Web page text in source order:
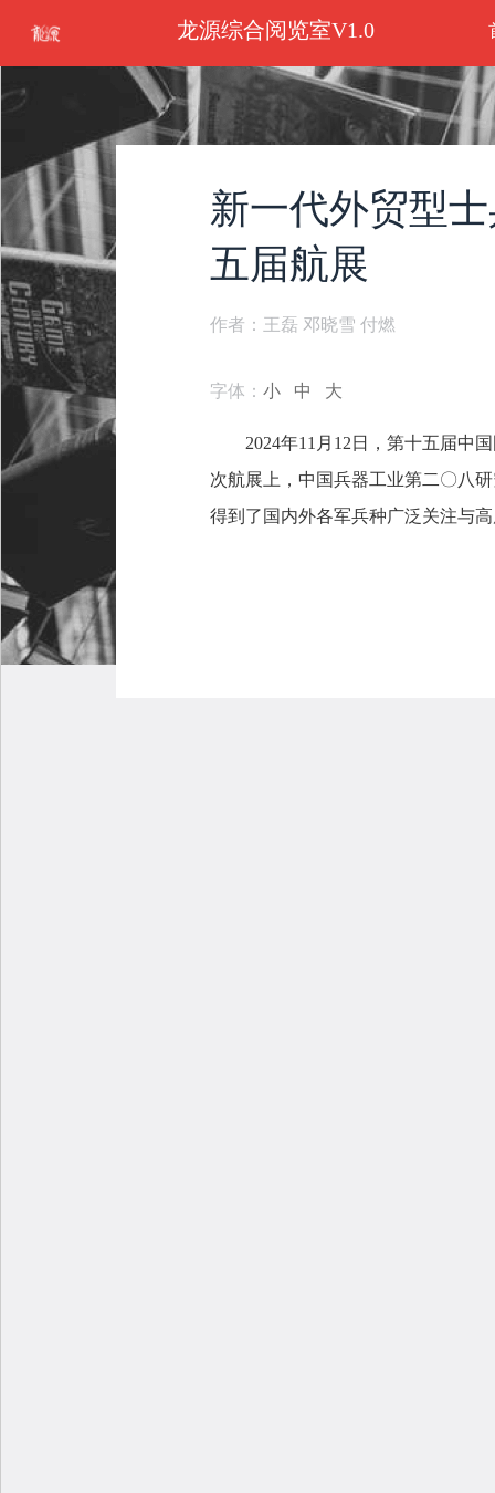
龙源综合阅览室V1.0
新一代外贸型
五届航展
作者：王磊 邓晓雪 付燃
字体：小 中 大
2024年11月12日，第十五届中
次航展上，中国兵器工业第二〇八
得到了国内外各军兵种广泛关注与